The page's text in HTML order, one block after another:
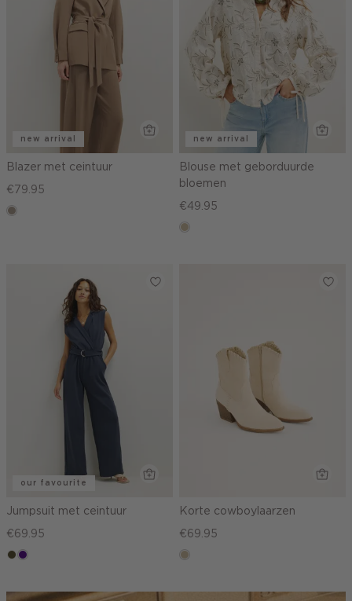
new arrival
Blazer met ceintuur
€79.95
taupe,
new arrival
Blouse met geborduurde
bloemen
€49.95
lichtzand
our favourite
Jumpsuit met ceintuur
€69.95
groen,
midden
indigo
Korte cowboylaarzen
€69.95
lichtzand